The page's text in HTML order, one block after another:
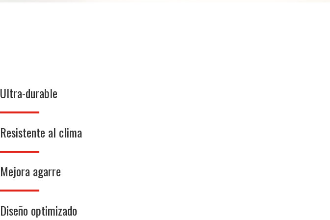
Ultra-durable
Resistente al clima
Mejora agarre
Diseño optimizado